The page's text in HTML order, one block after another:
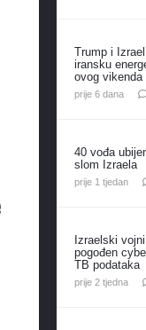
Trump i
iransku
ovog vikenda
prije 6 dana
40 vođa
slom Izraela
prije 1 tjedan
Izraelski
pogođen
TB podataka
prije 2 tjedna